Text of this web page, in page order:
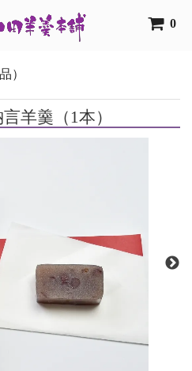
0
）
羊羹（1本）